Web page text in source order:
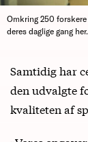
Omkring 250
deres daglige gang her.
Samtidig har
den udvalgte
kvaliteten af